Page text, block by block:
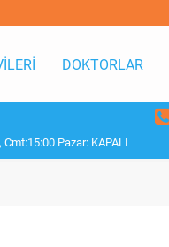
DOKTORLAR
Pazar: KAPALI